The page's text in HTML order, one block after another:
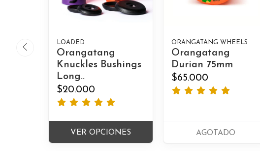
LOADED
Orangatang
Knuckles Bushings
Long..
$20.000
VER OPCIONES
ORANGATANG WHEELS
Orangatang
Durian 75mm
$65.000
AGOTADO